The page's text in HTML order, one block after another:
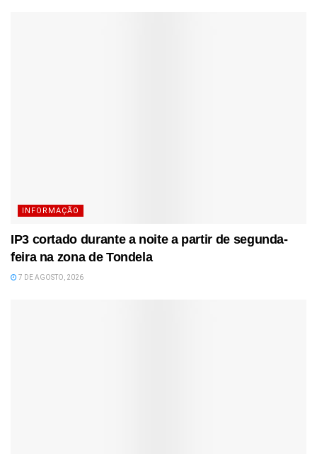
INFORMAÇÃO
IP3 cortado durante a noite a partir de segunda-
feira na zona de Tondela
7 DE AGOSTO, 2026